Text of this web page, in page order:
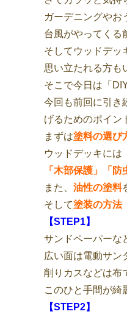
ガーデニングやお
台風がやってくる
そしてウッドデッ
思い立たれる方も
そこで今日は「
今回も前回に引き
げるためのポイン
まずは塗料の選び
ウッドデッキには
「木部保護」「
また、 油性の塗料
そして塗装の方法
【STEP1】
サンドペーパーな
広い面は電動サン
削りカスなどは布
このひと手間が綺
【STEP2】